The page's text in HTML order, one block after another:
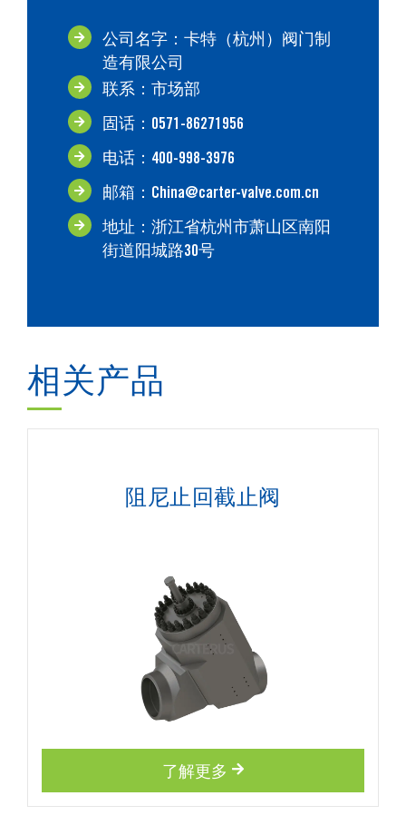
公司名字：卡特（杭州）阀门制
造有限公司
联系：市场部
固话：0571-86271956
电话：400-998-3976
邮箱：China@carter-valve.com.cn
地址：浙江省杭州市萧山区南阳
街道阳城路30号
相关产品
阻尼止回截止阀
了解更多